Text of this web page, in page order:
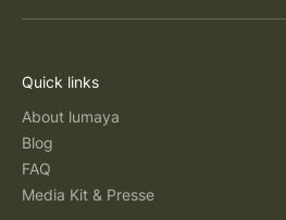
Quick links
About lumaya
Blog
FAQ
Media Kit & Presse